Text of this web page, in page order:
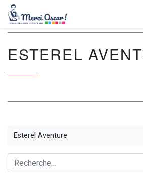
ESTEREL
Esterel Aventure